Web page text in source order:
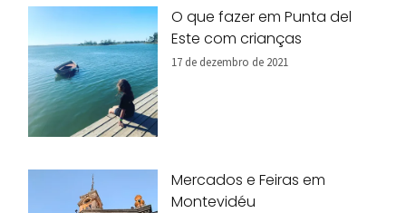
O que fazer em Punta del
Este com crianças
17 de dezembro de 2021
Mercados e Feiras em
Montevidéu